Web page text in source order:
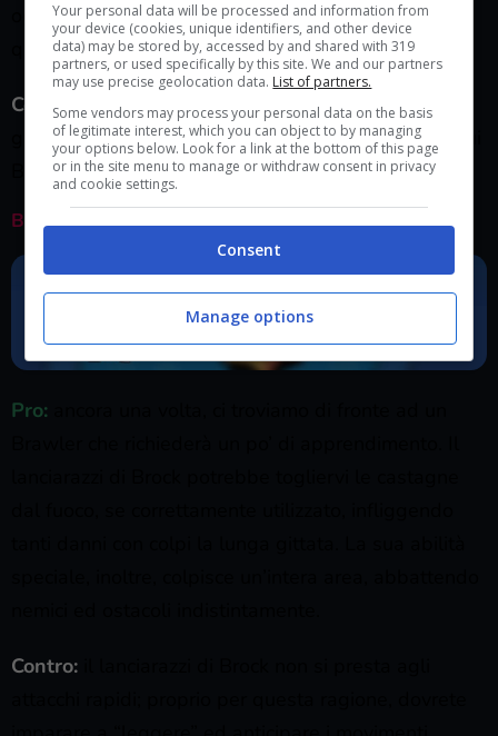
ogni tipo di ostacolo, l’ideale per lagame mode
questione.
Contro:la sua salute non elevata vi renderà difficili
gli scontri contro i Brawler con tanti punti vita, tra cui
Bull, El Primo, Frank, ecc.
BROCK
Pro:
Contro:
Your personal data will be processed and information from
your device (cookies, unique identifiers, and other device
data) may be stored by, accessed by and shared with 319
partners, or used specifically by this site. We and our partners
may use precise geolocation data. List of partners.
Some vendors may process your personal data on the basis
of legitimate interest, which you can object to by managing
your options below. Look for a link at the bottom of this page
or in the site menu to manage or withdraw consent in privacy
and cookie settings.
Consent
Manage options